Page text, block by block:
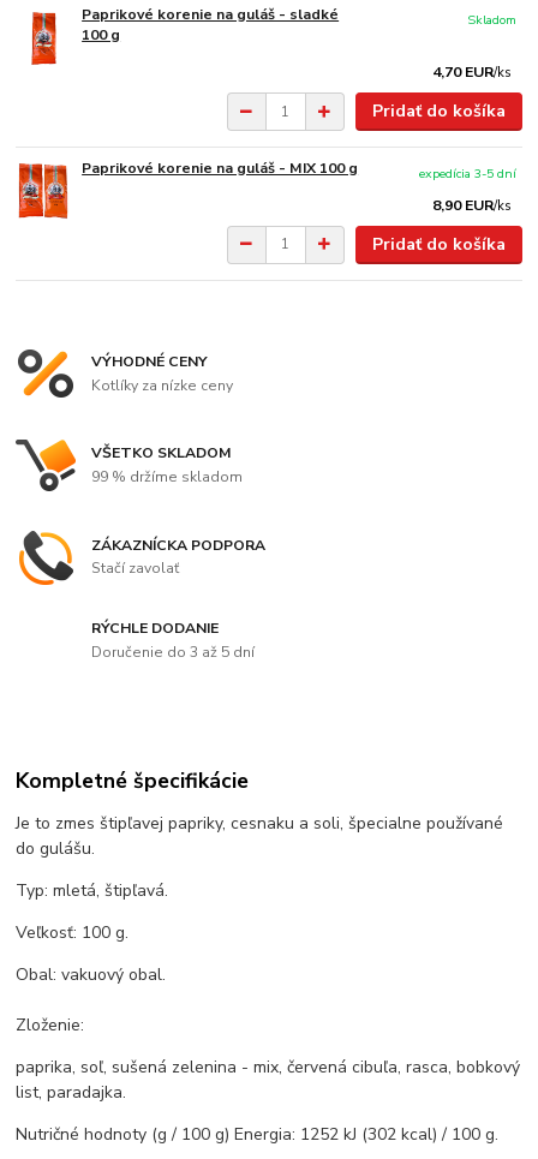
Paprikové korenie na guláš - sladké
100 g
4,70 EUR/ks
Skladom
Pridať do košíka
Paprikové korenie na guláš - MIX 100 g
8,90 EUR/ks
expedícia 3-5 dní
Pridať do košíka
VÝHODNÉ CENY
Kotlíky za nízke ceny
VŠETKO SKLADOM
99 % držíme skladom
ZÁKAZNÍCKA PODPORA
Stačí zavolať
RÝCHLE DODANIE
Doručenie do 3 až 5 dní
Kompletné špecifikácie
Je to zmes štipľavej papriky, cesnaku a soli, špecialne používané
do gulášu.
Typ: mletá, štipľavá.
Veľkosť: 100 g.
Obal: vakuový obal.
Zloženie:
paprika, soľ, sušená zelenina - mix, červená cibuľa, rasca, bobkový
list, paradajka.
Nutričné hodnoty (g / 100 g) Energia: 1252 kJ (302 kcal) / 100 g.